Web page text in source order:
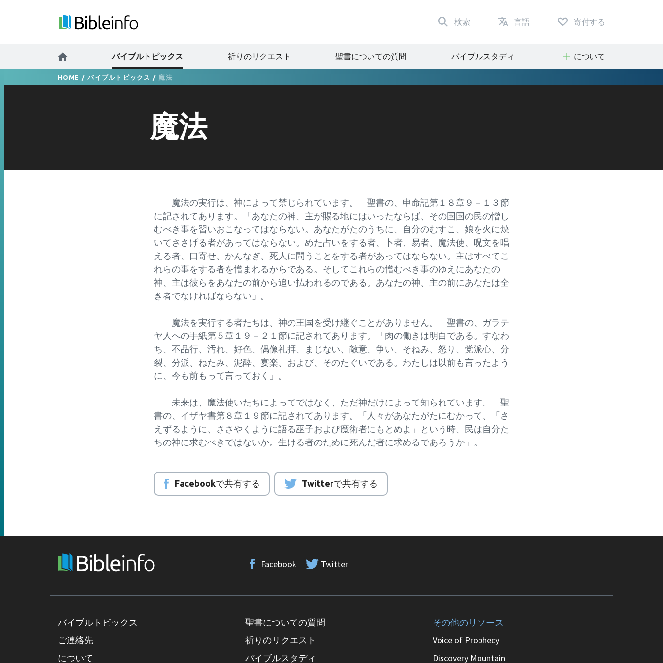
検索 言語 寄付する
バイブルトピックス 祈りのリクエスト 聖書についての質問 バイブルスタディ について
HOME / バイブルトピックス / 魔法
魔法
魔法の実行は、神によって禁じられています。 聖書の、申命記第１８章９－１３節
に記されてあります。「あなたの神、主が賜る地にはいったならば、その国国の民の憎し
むべき事を習いおこなってはならない。あなたがたのうちに、自分のむすこ、娘を火に焼
いてささげる者があってはならない。めた占いをする者、卜者、易者、魔法使、呪文を唱
える者、口寄せ、かんなぎ、死人に問うことをする者があってはならない。主はすべてこ
れらの事をする者を憎まれるからである。そしてこれらの憎むべき事のゆえにあなたの
神、主は彼らをあなたの前から追い払われるのである。あなたの神、主の前にあなたは全
き者でなければならない」。
魔法を実行する者たちは、神の王国を受け継ぐことがありません。 聖書の、ガラテ
ヤ人への手紙第５章１９－２１節に記されてあります。「肉の働きは明白である。すなわ
ち、不品行、汚れ、好色、偶像礼拝、まじない、敵意、争い、そねみ、怒り、党派心、分
裂、分派、ねたみ、泥酔、宴楽、および、そのたぐいである。わたしは以前も言ったよう
に、今も前もって言っておく」。
未来は、魔法使いたちによってではなく、ただ神だけによって知られています。 聖
書の、イザヤ書第８章１９節に記されてあります。「人々があなたがたにむかって、「さ
えずるように、ささやくように語る巫子および魔術者にもとめよ」という時、民は自分た
ちの神に求むべきではないか。生ける者のために死んだ者に求めるであろうか」。
Facebookで共有する Twitterで共有する
Facebook Twitter
バイブルトピックス
ご連絡先
について
聖書についての質問
祈りのリクエスト
バイブルスタディ
その他のリソース
Voice of Prophecy
Discovery Mountain